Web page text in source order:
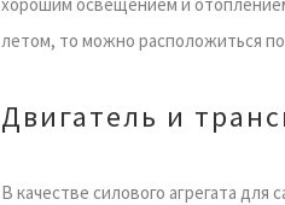
летом, то можно расположиться
Двигатель и
В качестве силового агрегата